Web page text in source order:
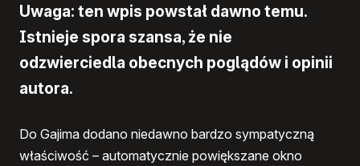
Uwaga: ten wpis powstał dawno temu.
Istnieje spora szansa, że nie
odzwierciedla obecnych poglądów i opinii
autora.
Do Gajima dodano niedawno bardzo sympatyczną
właściwość – automatycznie powiększane okno